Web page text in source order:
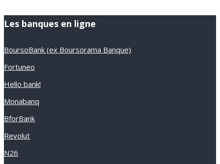
Les banques en ligne
BoursoBank (ex Boursorama Banque)
Fortuneo
Hello bank!
Monabanq
BforBank
Revolut
N26